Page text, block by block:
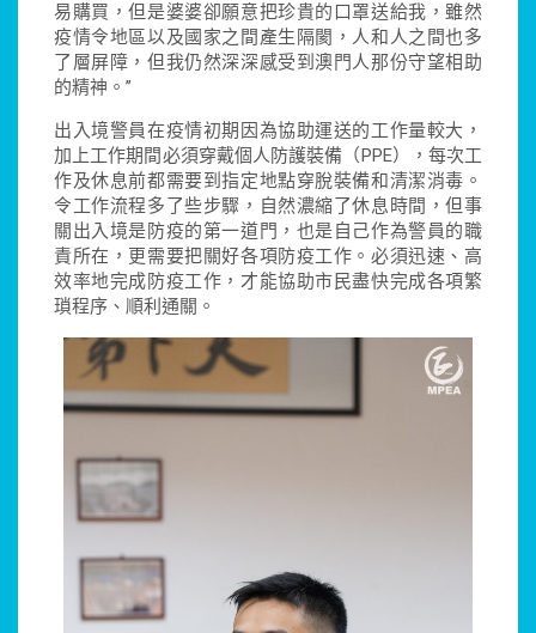
易購買，但是婆婆卻願意把珍貴的口罩送給我，雖然
疫情令地區以及國家之間產生隔閡，人和人之間也多
了層屏障，但我仍然深深感受到澳門人那份守望相助
的精神。”
出入境警員在疫情初期因為協助運送的工作量較大，
加上工作期間必須穿戴個人防護裝備（PPE），每次工
作及休息前都需要到指定地點穿脫裝備和清潔消毒。
令工作流程多了些步驟，自然濃縮了休息時間，但事
關出入境是防疫的第一道門，也是自己作為警員的職
責所在，更需要把關好各項防疫工作。必須迅速、高
效率地完成防疫工作，才能協助市民盡快完成各項繁
瑣程序、順利通關。